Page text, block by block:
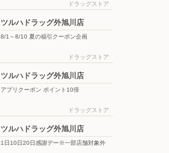
ドラッグストア
ツルハドラッグ外旭川店
8/1～8/10 夏の福引クーポン企画
ドラッグストア
ツルハドラッグ外旭川店
アプリクーポン ポイント10倍
ドラッグストア
ツルハドラッグ外旭川店
1日10日20日感謝デー※一部店舗対象外